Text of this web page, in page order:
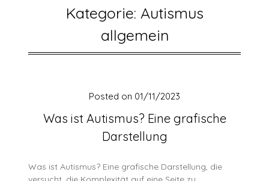
Kategorie: Autismus
allgemein
Was ist Autismus? Eine grafische
Darstellung
Posted on 01/11/2023
Was ist Autismus? Eine grafische Darstellung, die